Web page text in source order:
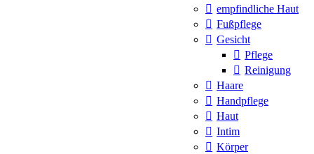
empfindliche Haut
Fußpflege
Gesicht
Pflege
Reinigung
Haare
Handpflege
Haut
Intim
Körper